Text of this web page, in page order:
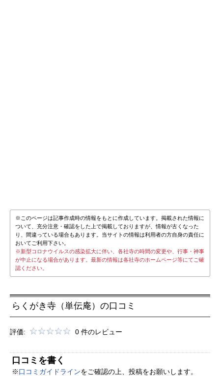
※このページは記事作成時の情報をもとに作成しています。掲載された情報に
ついて、充分注意・確認をした上で掲載しておりますが、情報が古くなった
り、間違っている場合もあります。当サイトの情報は利用者の方自身の責任に
おいてご利用下さい。
※新型コロナウイルスの感染拡大に伴い、各社寺の時間の変更や、行事・神事
が中止になる場合があります。最新の情報は各社寺のホームページ等にてご確
認ください。
らくがき寺（単伝庵）の口コミ
評価: 0 件のレビュー
口コミを書く
※口コミガイドラインをご確認の上、投稿をお願いします。